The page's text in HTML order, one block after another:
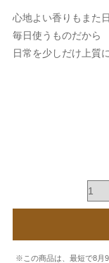
心地よい香りもまた
毎日使うものだから
日常を少しだけ上質
※この商品は、最短で8月